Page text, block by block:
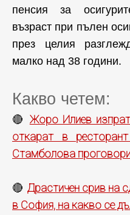
пенсия за
възраст при пълен
през целия
малко над 38 години.
Какво четем:
🔴 Жоро Илиев
откарат в
Стамболова
🔴 Драстичен срив на
в София, на какво се